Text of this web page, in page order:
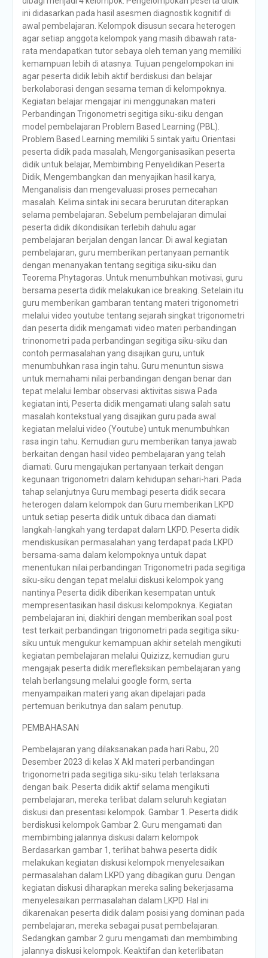
ini didasarkan pada hasil asesmen diagnostik kognitif di
awal pembelajaran. Kelompok disusun secara heterogen
agar setiap anggota kelompok yang masih dibawah rata-
rata mendapatkan tutor sebaya oleh teman yang memiliki
kemampuan lebih di atasnya. Tujuan pengelompokan ini
agar peserta didik lebih aktif berdiskusi dan belajar
berkolaborasi dengan sesama teman di kelompoknya.
Kegiatan belajar mengajar ini menggunakan materi
Perbandingan Trigonometri segitiga siku-siku dengan
model pembelajaran Problem Based Learning (PBL).
Problem Based Learning memiliki 5 sintak yaitu Orientasi
peserta didik pada masalah, Mengorganisasikan peserta
didik untuk belajar, Membimbing Penyelidikan Peserta
Didik, Mengembangkan dan menyajikan hasil karya,
Menganalisis dan mengevaluasi proses pemecahan
masalah. Kelima sintak ini secara berurutan diterapkan
selama pembelajaran. Sebelum pembelajaran dimulai
peserta didik dikondisikan terlebih dahulu agar
pembelajaran berjalan dengan lancar. Di awal kegiatan
pembelajaran, guru memberikan pertanyaan pemantik
dengan menanyakan tentang segitiga siku-siku dan
Teorema Phytagoras. Untuk menumbuhkan motivasi, guru
bersama peserta didik melakukan ice breaking. Setelain itu
guru memberikan gambaran tentang materi trigonometri
melalui video youtube tentang sejarah singkat trigonometri
dan peserta didik mengamati video materi perbandingan
trinonometri pada perbandingan segitiga siku-siku dan
contoh permasalahan yang disajikan guru, untuk
menumbuhkan rasa ingin tahu. Guru menuntun siswa
untuk memahami nilai perbandingan dengan benar dan
tepat melalui lembar observasi aktivitas siswa Pada
kegiatan inti, Peserta didik mengamati ulang salah satu
masalah kontekstual yang disajikan guru pada awal
kegiatan melalui video (Youtube) untuk menumbuhkan
rasa ingin tahu. Kemudian guru memberikan tanya jawab
berkaitan dengan hasil video pembelajaran yang telah
diamati. Guru mengajukan pertanyaan terkait dengan
kegunaan trigonometri dalam kehidupan sehari-hari. Pada
tahap selanjutnya Guru membagi peserta didik secara
heterogen dalam kelompok dan Guru memberikan LKPD
untuk setiap peserta didik untuk dibaca dan diamati
langkah-langkah yang terdapat dalam LKPD. Peserta didik
mendiskusikan permasalahan yang terdapat pada LKPD
bersama-sama dalam kelompoknya untuk dapat
menentukan nilai perbandingan Trigonometri pada segitiga
siku-siku dengan tepat melalui diskusi kelompok yang
nantinya Peserta didik diberikan kesempatan untuk
mempresentasikan hasil diskusi kelompoknya. Kegiatan
pembelajaran ini, diakhiri dengan memberikan soal post
test terkait perbandingan trigonometri pada segitiga siku-
siku untuk mengukur kemampuan akhir setelah mengikuti
kegiatan pembelajaran melalui Quizizz, kemudian guru
mengajak peserta didik merefleksikan pembelajaran yang
telah berlangsung melalui google form, serta
menyampaikan materi yang akan dipelajari pada
pertemuan berikutnya dan salam penutup.
PEMBAHASAN
Pembelajaran yang dilaksanakan pada hari Rabu, 20
Desember 2023 di kelas X Akl materi perbandingan
trigonometri pada segitiga siku-siku telah terlaksana
dengan baik. Peserta didik aktif selama mengikuti
pembelajaran, mereka terlibat dalam seluruh kegiatan
diskusi dan presentasi kelompok. Gambar 1. Peserta didik
berdiskusi kelompok Gambar 2. Guru mengamati dan
membimbing jalannya diskusi dalam kelompok
Berdasarkan gambar 1, terlihat bahwa peserta didik
melakukan kegiatan diskusi kelompok menyelesaikan
permasalahan dalam LKPD yang dibagikan guru. Dengan
kegiatan diskusi diharapkan mereka saling bekerjasama
menyelesaikan permasalahan dalam LKPD. Hal ini
dikarenakan peserta didik dalam posisi yang dominan pada
pembelajaran, mereka sebagai pusat pembelajaran.
Sedangkan gambar 2 guru mengamati dan membimbing
jalannya diskusi kelompok. Keaktifan dan keterlibatan